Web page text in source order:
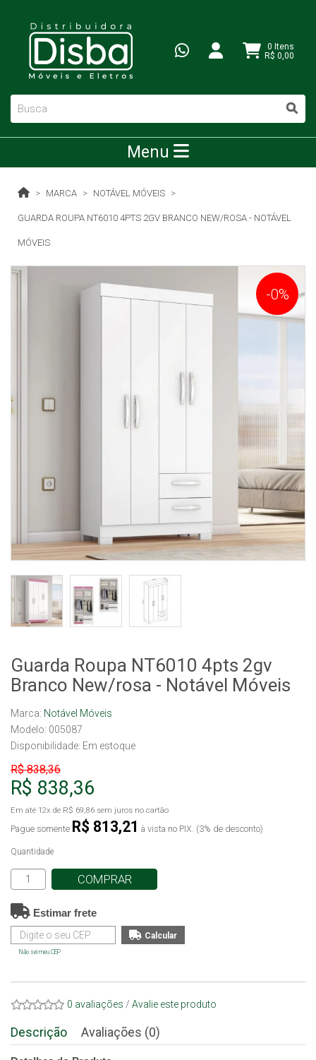
0 Itens
R$ 0,00
Menu
MARCA NOTÁVEL MÓVEIS
GUARDA ROUPA NT6010 4PTS 2GV BRANCO NEW/ROSA - NOTÁVEL
MÓVEIS
-0%
Guarda Roupa NT6010 4pts 2gv
Branco New/rosa - Notável Móveis
Marca: Notável Móveis
Modelo: 005087
Disponibilidade: Em estoque
R$ 838,36
R$ 838,36
Em até 12x de R$ 69,86 sem juros no cartão
Pague somente R$ 813,21 à vista no PIX. (3% de desconto)
Quantidade
COMPRAR
Estimar frete
Não sei meu CEP
0 avaliações / Avalie este produto
Descrição Avaliações (0)